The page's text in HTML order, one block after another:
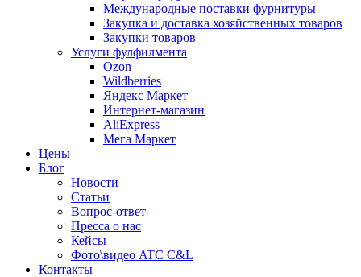
Международные поставки фурнитуры
Закупка и доставка хозяйственных товаров
Закупки товаров
Услуги фулфилмента
Ozon
Wildberries
Яндекс Маркет
Интернет-магазин
AliExpress
Мега Маркет
Цены
Блог
Новости
Статьи
Вопрос-ответ
Пресса о нас
Кейсы
Фото\видео ATC C&L
Контакты